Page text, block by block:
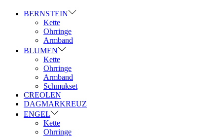
BERNSTEIN
Kette
Ohrringe
Armband
BLUMEN
Kette
Ohrringe
Armband
Schmukset
CREOLEN
DAGMARKREUZ
ENGEL
Kette
Ohrringe